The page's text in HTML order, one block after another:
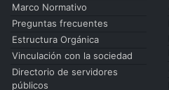
Marco Normativo
Preguntas frecuentes
Estructura Orgánica
Vinculación con la sociedad
Directorio de servidores
públicos